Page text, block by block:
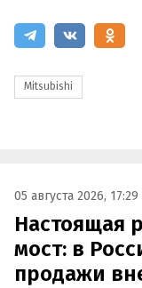
Mitsubishi
05 августа 2026, 17:29
Настоящая
мост: в
продажи